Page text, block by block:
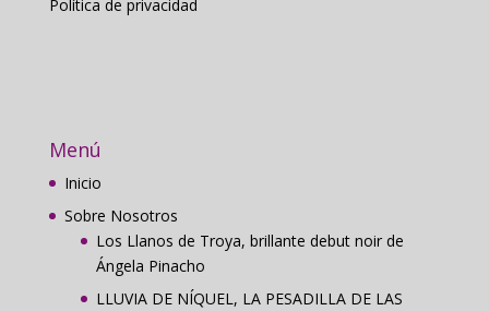
Política de privacidad
Menú
Inicio
Sobre Nosotros
Los Llanos de Troya, brillante debut noir de
Ángela Pinacho
LLUVIA DE NÍQUEL, LA PESADILLA DE LAS